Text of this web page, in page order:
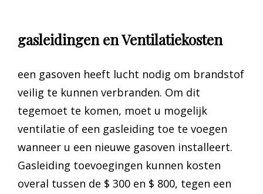
gasleidingen en Ventilatiekosten
een gasoven heeft lucht nodig om brandstof
veilig te kunnen verbranden. Om dit
tegemoet te komen, moet u mogelijk
ventilatie of een gasleiding toe te voegen
wanneer u een nieuwe gasoven installeert.
Gasleiding toevoegingen kunnen kosten
overal tussen de $ 300 en $ 800, tegen een